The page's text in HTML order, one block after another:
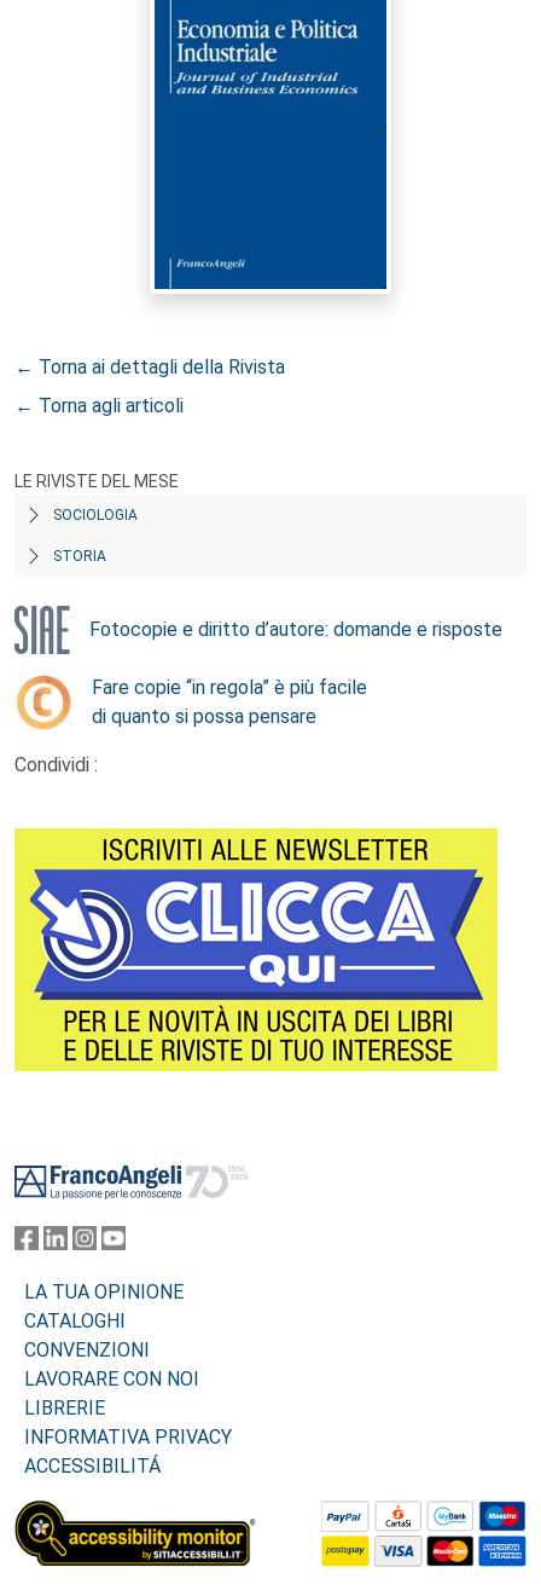
← Torna ai dettagli della Rivista
← Torna agli articoli
LE RIVISTE DEL MESE
SOCIOLOGIA
STORIA
Fotocopie e diritto d’autore: domande e risposte
Fare copie “in regola” è più facile
di quanto si possa pensare
Condividi :
LA TUA OPINIONE
CATALOGHI
CONVENZIONI
LAVORARE CON NOI
LIBRERIE
INFORMATIVA PRIVACY
ACCESSIBILITÁ